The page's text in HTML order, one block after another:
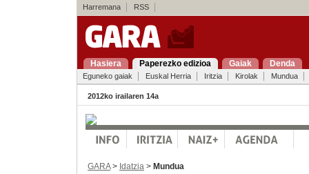
Harremana RSS
Hasiera Paperezko edizioa Gaiak Denda
Eguneko gaiak Euskal Herria Iritzia Kirolak Mundua
2012ko irailaren 14a
GARA> Idatzia > Mundua